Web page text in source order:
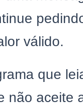
válido.
que
não aceite